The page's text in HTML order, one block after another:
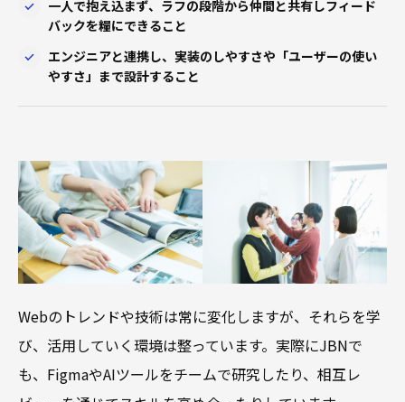
一人で抱え込まず、ラフの段階から仲間と共有しフィード
バックを糧にできること
エンジニアと連携し、実装のしやすさや「ユーザーの使い
やすさ」まで設計すること
Webのトレンドや技術は常に変化しますが、それらを学
び、活用していく環境は整っています。実際にJBNで
も、FigmaやAIツールをチームで研究したり、相互レ